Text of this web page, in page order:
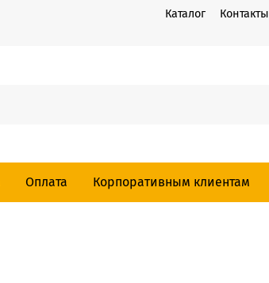
Каталог Контакты
Оплата Корпоративным клиентам